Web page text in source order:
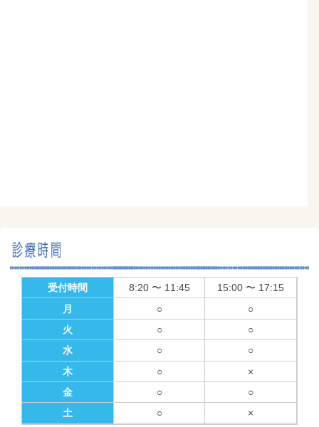
受付時間
月
火
水
木
金
土
8:20 〜 11:45
○
○
○
○
○
○
15:00 〜 17:15
○
○
○
×
○
×